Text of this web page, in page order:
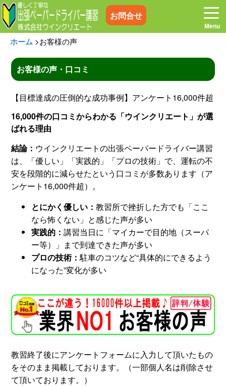
お問合せ
ホーム お電話はこちら
プログラム 講習料金
お客様の声 コラム&トピックス
よくある質問
出張地域 メディア紹介
スタッフ紹介 申し込みフロー
簡易補助ブレーキと
新着情報 会社概要
ホーム >お客様の声
お客様の声・口コミ
【目標達成の圧倒的な成功事例】アンケート16,000件超
16,000件の口コミからわかる「ウインクリエート」が選
ばれる理由
結論： ウインクリエートの出張ペーパードライバー講習
は、「優しい」「実践的」「プロの技術」で、運転の不
安を段階的に減らせたという口コミが多数あります（ア
ンケート16,000件超）。
とにかく優しい：教習所で挫折した方でも「ここ
なら怖くない」と感じた声が多い
実践的：講習当日に「マイカーで目的地（スーパ
ー等）」まで到達できた声が多い
プロの技術：駐車のコツなど“具体的にできるよう
になった”変化が多い
教習終了後にアンケートフォームに入力して頂いたもの
をそのまま掲載しております。（一部個人名は削除させ
て頂いております。）